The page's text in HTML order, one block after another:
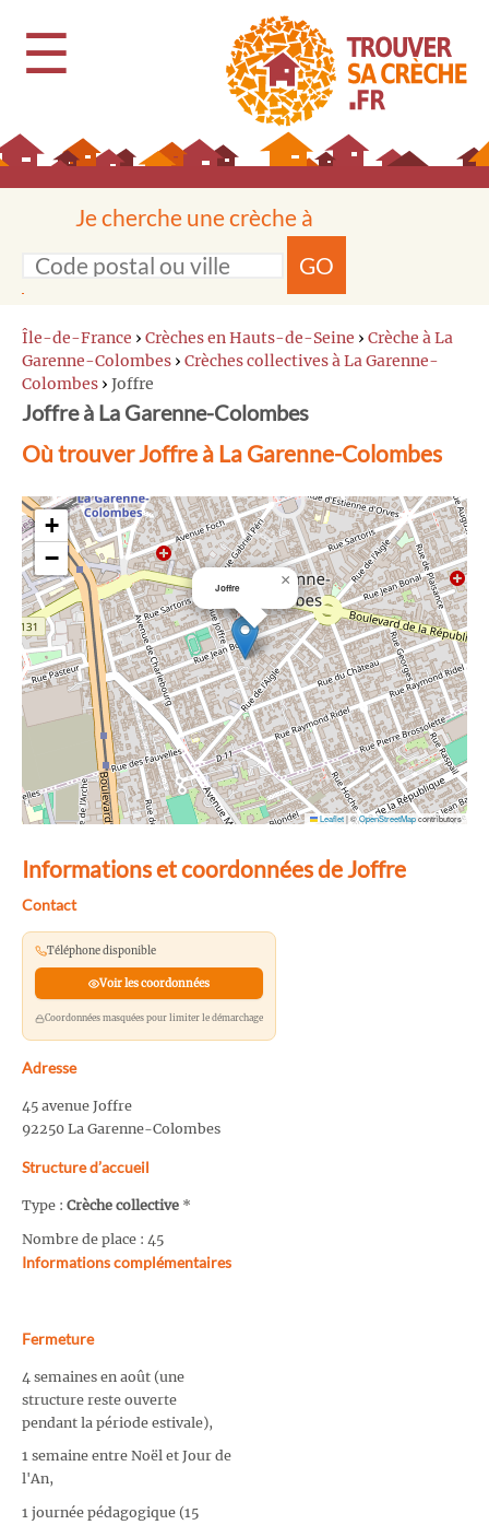
☰
Je cherche une crèche à
GO
Île-de-France › Crèches en Hauts-de-Seine › Crèche à La
Garenne-Colombes › Crèches collectives à La Garenne-
Colombes › Joffre
Joffre à La Garenne-Colombes
Où trouver Joffre à La Garenne-Colombes
Joffre ×
+
−
Leaflet|©OpenStreetMapcontributors
Informations et coordonnées de Joffre
Contact
Téléphone disponible
Voir les coordonnées
Coordonnées masquées pour limiter le démarchage
Adresse
45 avenue Joffre
92250 La Garenne-Colombes
Structure d’accueil
Type : Crèche collective *
Nombre de place : 45
Informations complémentaires
Fermeture
4 semaines en août (une
structure reste ouverte
pendant la période estivale),
1 semaine entre Noël et Jour de
l'An,
1 journée pédagogique (15